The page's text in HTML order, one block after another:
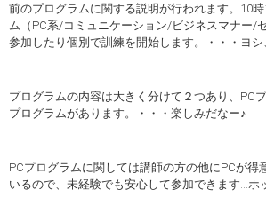
前のプログラムに関する説明が行われます。10
ム（PC系/コミュニケーション/ビジネスマナー/
参加したり個別で訓練を開始します。・・・ヨシ
プログラムの内容は大きく分けて２つあり、PC
プログラムがあります。・・・楽しみだなー♪
PCプログラムに関しては講師の方の他にPCが得
いるので、未経験でも安心して参加できます…ホ